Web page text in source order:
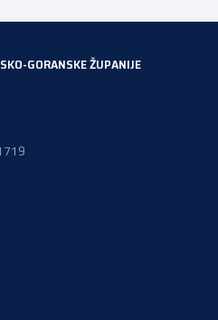
GORANSKE ŽUPANIJE